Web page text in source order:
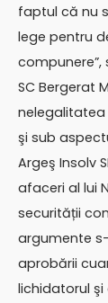
faptul că nu
lege pentru
SC Bergerat
nelegalitatea
şi sub
Argeş Insolv
afaceri al lui
securității
argumente
aprobării
lichidatorul